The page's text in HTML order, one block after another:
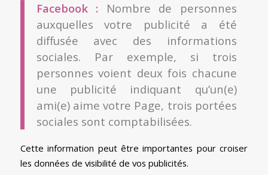
Facebook : Nombre de personnes
auxquelles votre publicité a été
diffusée avec des informations
sociales. Par exemple, si trois
personnes voient deux fois chacune
une publicité indiquant qu’un(e)
ami(e) aime votre Page, trois portées
sociales sont comptabilisées.
Cette information peut être importantes pour croiser
les données de visibilité de vos publicités.